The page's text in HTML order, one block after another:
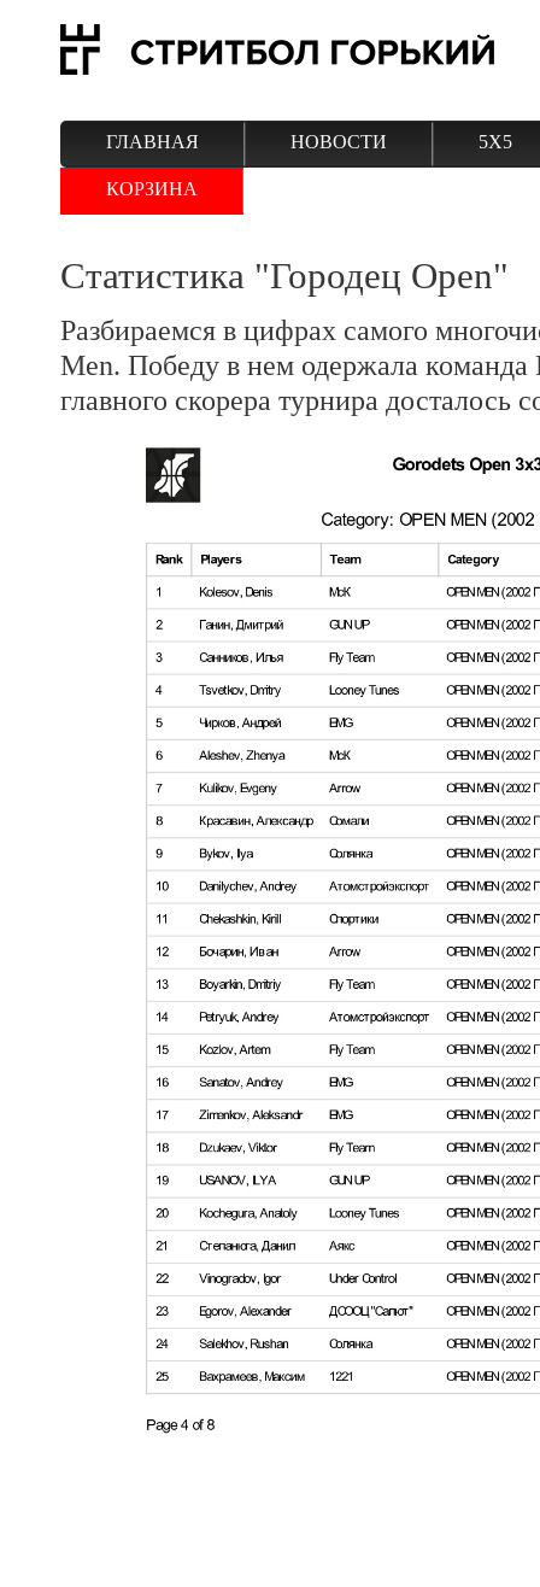
ГЛАВНАЯ НОВОСТИ 5Х5
КОРЗИНА
Статистика "Городец Open"
Разбираемся в цифрах самого
Men. Победу в нем одержала команда
главного скорера турнира досталось